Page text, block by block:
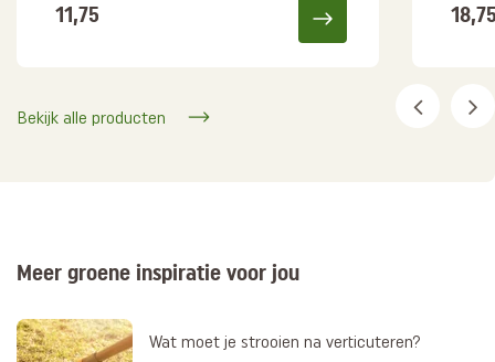
11,75
Bekijk alle producten
Meer groene inspiratie voor jou
Wat moet je strooien na verticuteren?